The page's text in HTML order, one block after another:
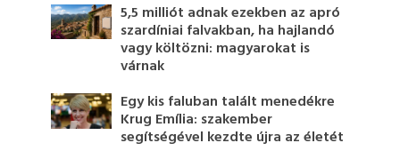
5,5 milliót adnak ezekben az apró
szardíniai falvakban, ha hajlandó
vagy költözni: magyarokat is
várnak
Egy kis faluban talált menedékre
Krug Emília: szakember
segítségével kezdte újra az életét